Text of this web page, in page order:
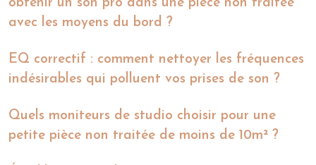
obtenir un son pro dans une pièce non traitée
avec les moyens du bord ?
EQ correctif : comment nettoyer les fréquences
indésirables qui polluent vos prises de son ?
Quels moniteurs de studio choisir pour une
petite pièce non traitée de moins de 10m² ?